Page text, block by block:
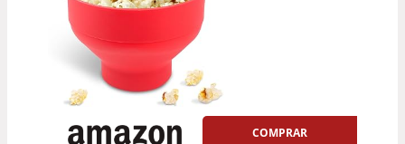
COMPRAR